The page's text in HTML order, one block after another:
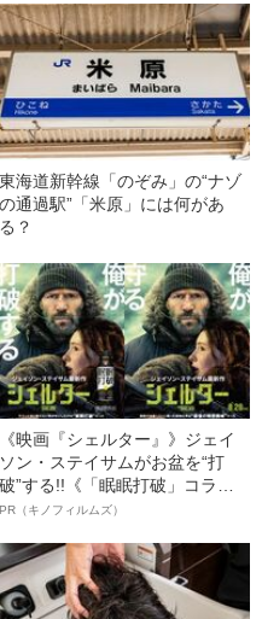
東海道新幹線「のぞみ」の“ナゾ
の通過駅”「米原」には何があ
る？
《映画『シェルター』》ジェイ
ソン・ステイサムがお盆を“打
破”する!!《「眠眠打破」コラ
ボ》
PR（キノフィルムズ）